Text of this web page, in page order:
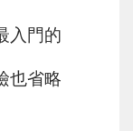
入門的
也省略